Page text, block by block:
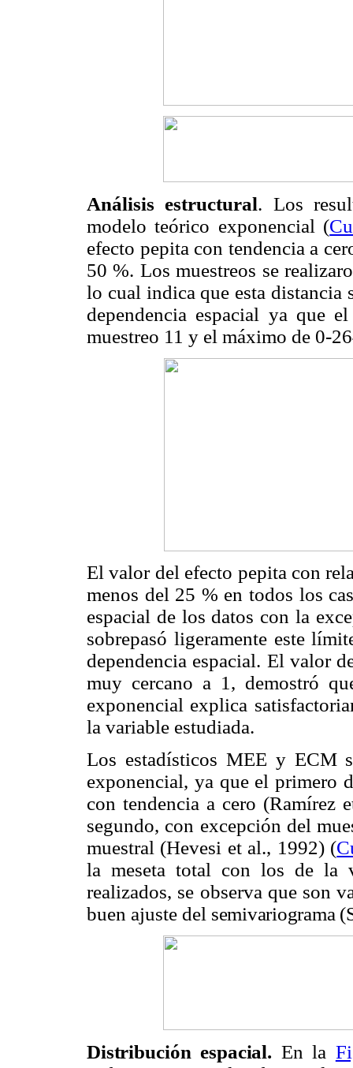
Análisis estructural. Los
modelo teórico exponencial (
efecto pepita con tendencia a
50 %. Los muestreos se
lo cual indica que esta distancia
dependencia espacial ya que
muestreo 11 y el máximo de 0-
El valor del efecto pepita con
menos del 25 % en todos los
espacial de los datos con la
sobrepasó ligeramente este
dependencia espacial. El valor
muy cercano a 1, demostró
exponencial explica
la variable estudiada.
Los estadísticos MEE y ECM
exponencial, ya que el primero
con tendencia a cero (Ramírez
segundo, con excepción del
muestral (Hevesi et al., 1992) (
la meseta total con los de la
realizados, se observa que son
buen ajuste del semivariograma
Distribución espacial. En la